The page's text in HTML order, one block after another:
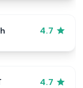
4.7
4.7